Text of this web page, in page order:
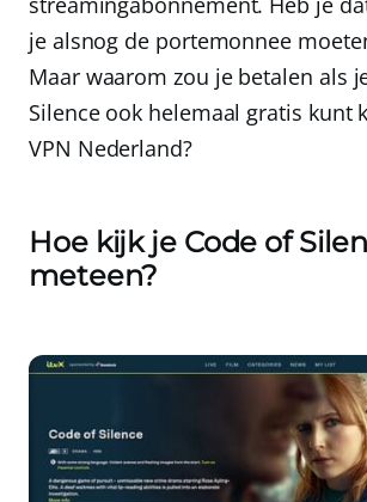
je alsnog de portemonnee
Maar waarom zou je betalen als
Silence ook helemaal gratis kunt
VPN Nederland?
Hoe kijk je Code of
meteen?